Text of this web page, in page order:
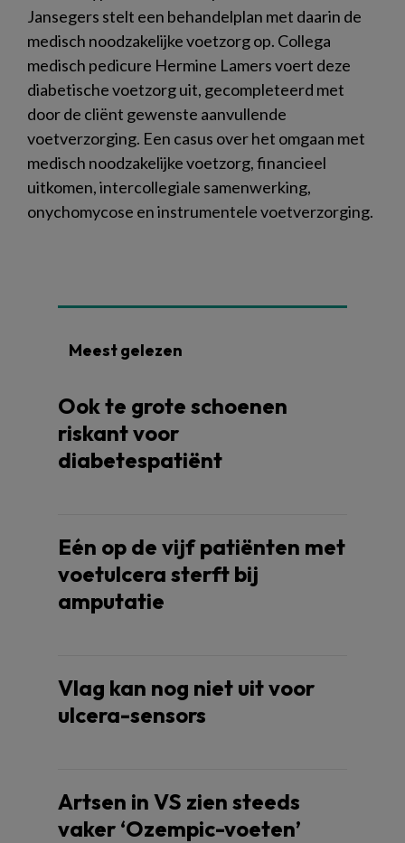
Jansegers stelt een behandelplan met daarin de
medisch noodzakelijke voetzorg op. Collega
medisch pedicure Hermine Lamers voert deze
diabetische voetzorg uit, gecompleteerd met
door de cliënt gewenste aanvullende
voetverzorging. Een casus over het omgaan met
medisch noodzakelijke voetzorg, financieel
uitkomen, intercollegiale samenwerking,
onychomycose en instrumentele voetverzorging.
Meest gelezen
Ook te grote schoenen
riskant voor
diabetespatiënt
Eén op de vijf patiënten met
voetulcera sterft bij
amputatie
Vlag kan nog niet uit voor
ulcera-sensors
Artsen in VS zien steeds
vaker ‘Ozempic-voeten’